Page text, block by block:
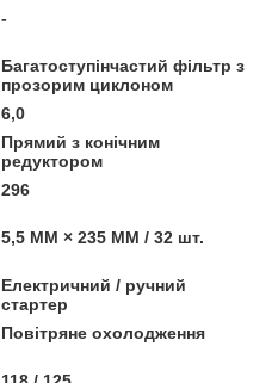
-
Багатоступінчастий фільтр з
прозорим циклоном
6,0
Прямий з конічним
редуктором
296
5,5 ММ × 235 ММ / 32 шт.
Електричний / ручний
стартер
Повітряне охолодження